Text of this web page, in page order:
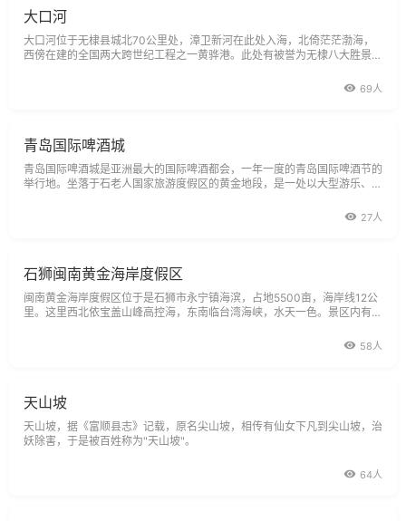
大口河
大口河位于无棣县城北70公里处，漳卫新河在此处入海，北倚茫茫渤海，
西傍在建的全国两大跨世纪工程之一黄骅港。此处有被誉为无棣八大胜景之
69人
青岛国际啤酒城
青岛国际啤酒城是亚洲最大的国际啤酒都会，一年一度的青岛国际啤酒节的
举行地。坐落于石老人国家旅游度假区的黄金地段，是一处以大型游乐、啤
点，游客总数超过200万人。此外，啤酒城内还设有环宇世界主题乐园。27人
石狮闽南黄金海岸度假区
闽南黄金海岸度假区位于是石狮市永宁镇海滨，占地5500亩，海岸线12公
里。这里西北依宝盖山峰高控海，东南临台湾海峡，水天一色。景区内有观
58人
天山坡
天山坡，据《富顺县志》记载，原名尖山坡，相传有仙女下凡到尖山坡，治
妖除害，于是被百姓称为"天山坡"。
64人